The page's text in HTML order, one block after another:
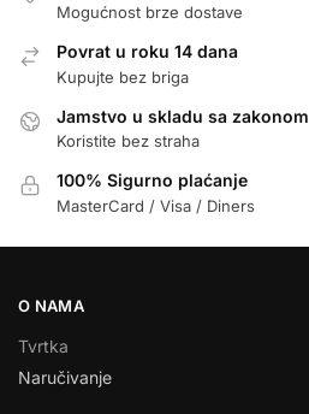
Mogućnost brze dostave
Povrat u roku 14 dana
Kupujte bez briga
Jamstvo u skladu sa zakonom
Koristite bez straha
100% Sigurno plaćanje
MasterCard / Visa / Diners
O NAMA
Tvrtka
Naručivanje